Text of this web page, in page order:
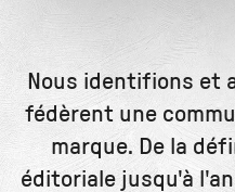
Nous identifions et
fédèrent une
marque. De la
éditoriale jusqu'à